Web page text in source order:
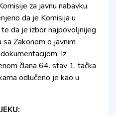
za javnu nabavku.
da je Komisija u
da je izbor najpovoljnijeg
sa Zakonom o javnim
Iz
člana 64. stav 1. tačka
odlučeno je kao u